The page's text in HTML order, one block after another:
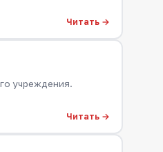
Читать →
учреждения.
Читать →